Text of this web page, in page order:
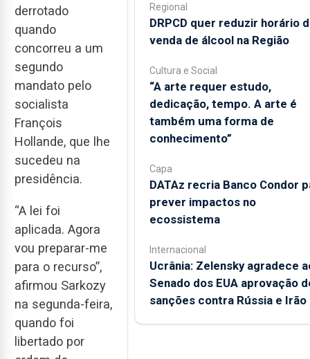
derrotado
quando
concorreu a um
segundo
mandato pelo
socialista
François
Hollande, que lhe
sucedeu na
presidência.
“A lei foi
aplicada. Agora
vou preparar-me
para o recurso”,
afirmou Sarkozy
na segunda-feira,
quando foi
libertado por
Regional
DRPCD quer reduzir horário
venda de álcool na Região
Cultura e Social
“A arte requer estudo,
dedicação, tempo. A arte é
também uma forma de
conhecimento”
Capa
DATAz recria Banco Condor
prever impactos no
ecossistema
Internacional
Ucrânia: Zelensky agradece
Senado dos EUA aprovação
sanções contra Rússia e Irão